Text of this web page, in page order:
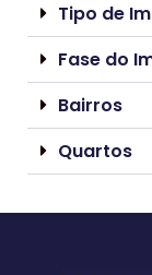
Tipo de
Fase do
Bairros
Quartos